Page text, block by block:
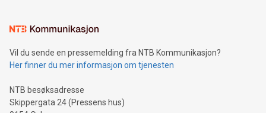
Vil du sende en pressemelding fra NTB Kommunikasjon?
Her finner du mer informasjon om tjenesten
NTB besøksadresse
Skippergata 24 (Pressens hus)